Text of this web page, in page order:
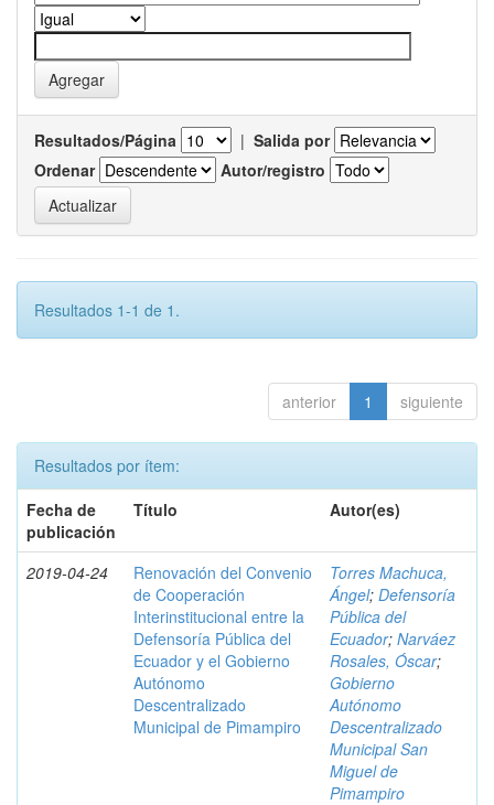
Resultados/Página | Salida por
Ordenar
Autor/registro
Resultados 1-1 de 1.
anterior 1 siguiente
Resultados por ítem:
Fecha de
publicación
Título Autor(es)
2019-04-24
Renovación del Convenio
de Cooperación
Interinstitucional entre la
Defensoría Pública del
Ecuador y el Gobierno
Autónomo
Descentralizado
Municipal de Pimampiro
Torres Machuca,
Ángel; Defensoría
Pública del
Ecuador; Narváez
Rosales, Óscar;
Gobierno
Autónomo
Descentralizado
Municipal San
Miguel de
Pimampiro